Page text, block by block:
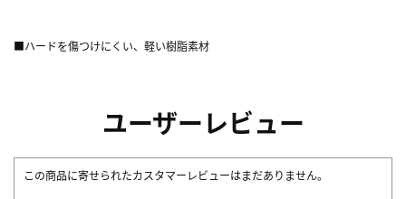
■ハードを傷つけにくい、軽い樹脂素材
ユーザーレビュー
この商品に寄せられたカスタマーレビューはまだありません。